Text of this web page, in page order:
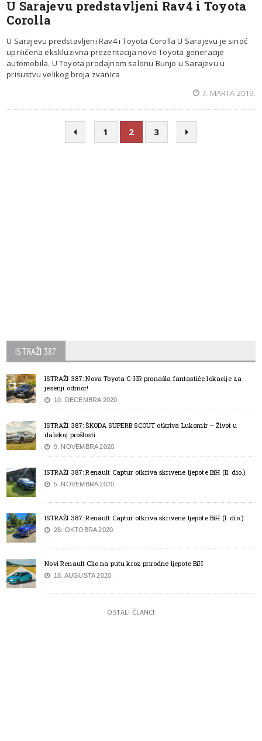
U Sarajevu predstavljeni Rav4 i Toyota
Corolla
U Sarajevu predstavljeni Rav4 i Toyota Corolla U Sarajevu je sinoć
upriličena ekskluzivna prezentacija nove Toyota generacije
automobila. U Toyota prodajnom salonu Bunjo u Sarajevu u
prisustvu velikog broja zvanica
7. MARTA 2019.
1 2 3
ISTRAŽI 387
ISTRAŽI 387: Nova Toyota C-HR pronašla fantastiče lokacije za
jesenji odmor!
10. DECEMBRA 2020.
ISTRAŽI 387: ŠKODA SUPERB SCOUT otkriva Lukomir – Život u
dalekoj prošlosti
9. NOVEMBRA 2020.
ISTRAŽI 387: Renault Captur otkriva skrivene ljepote BiH (II. dio.)
5. NOVEMBRA 2020.
ISTRAŽI 387: Renault Captur otkriva skrivene ljepote BiH (I. dio.)
28. OKTOBRA 2020.
Novi Renault Clio na putu kroz prirodne ljepote BiH
18. AUGUSTA 2020.
OSTALI ČLANCI